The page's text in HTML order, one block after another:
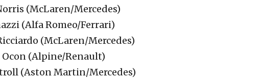
(McLaren/Mercedes)
(Alfa Romeo/Ferrari)
(McLaren/Mercedes)
Ocon (Alpine/Renault)
(Aston Martin/Mercedes)